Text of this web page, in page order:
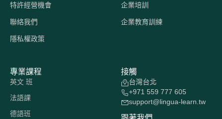
特許經營機會
聯絡我們
隱私權政策
企業培訓
企業教育訓練
專業課程
英文 班
法語課
德語班
接觸
台灣台北
+971 559 777 605
support@lingua-learn.tw